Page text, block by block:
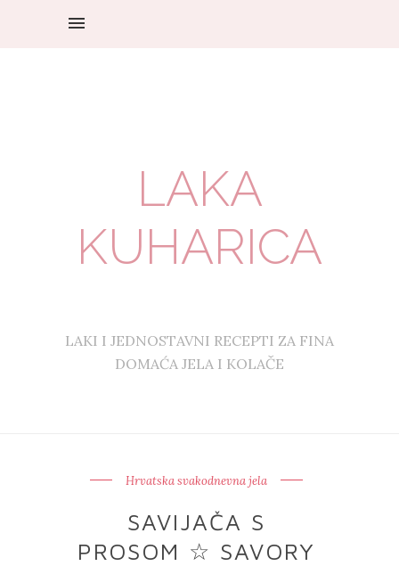
LAKA
KUHARICA
LAKI I JEDNOSTAVNI RECEPTI ZA FINA
DOMAĆA JELA I KOLAČE
Hrvatska svakodnevna jela
SAVIJAČA S
PROSOM ☆ SAVORY